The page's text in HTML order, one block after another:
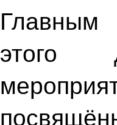
этого